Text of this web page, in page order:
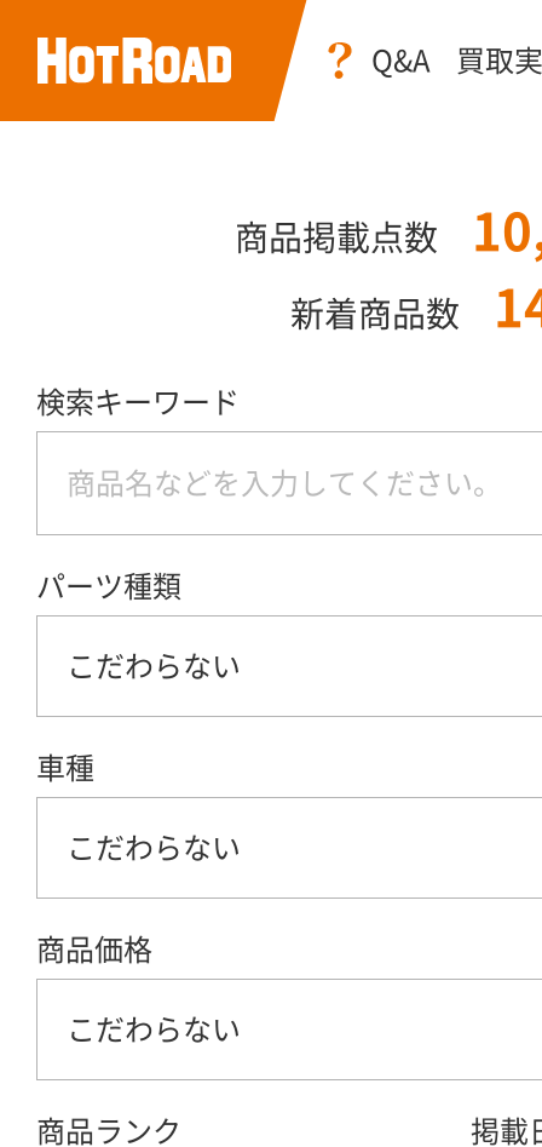
Q&A 買取
商品掲載点数
新着商品数
検索キーワード
パーツ種類
こだわらない
車種
こだわらない
商品価格
こだわらない
商品ランク 掲載